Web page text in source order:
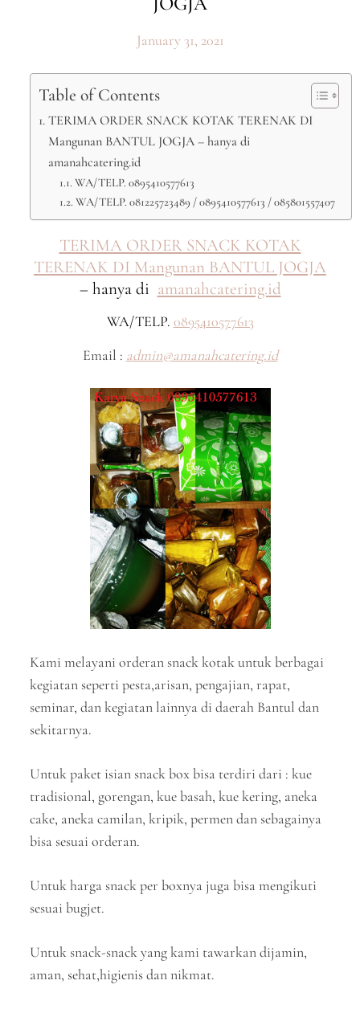
January 31, 2021
Table of Contents
TERIMA ORDER SNACK KOTAK TERENAK DI
Mangunan BANTUL JOGJA – hanya di
amanahcatering.id
WA/TELP. 0895410577613
WA/TELP. 081225723489 / 0895410577613 / 085801557407
TERIMA ORDER SNACK KOTAK
TERENAK DI Mangunan BANTUL JOGJA
– hanya di amanahcatering.id
WA/TELP. 0895410577613
Email : admin@amanahcatering.id
Kami melayani orderan snack kotak untuk berbagai
kegiatan seperti pesta,arisan, pengajian, rapat,
seminar, dan kegiatan lainnya di daerah Bantul dan
sekitarnya.
Untuk paket isian snack box bisa terdiri dari : kue
tradisional, gorengan, kue basah, kue kering, aneka
cake, aneka camilan, kripik, permen dan sebagainya
bisa sesuai orderan.
Untuk harga snack per boxnya juga bisa mengikuti
sesuai bugjet.
Untuk snack-snack yang kami tawarkan dijamin,
aman, sehat,higienis dan nikmat.